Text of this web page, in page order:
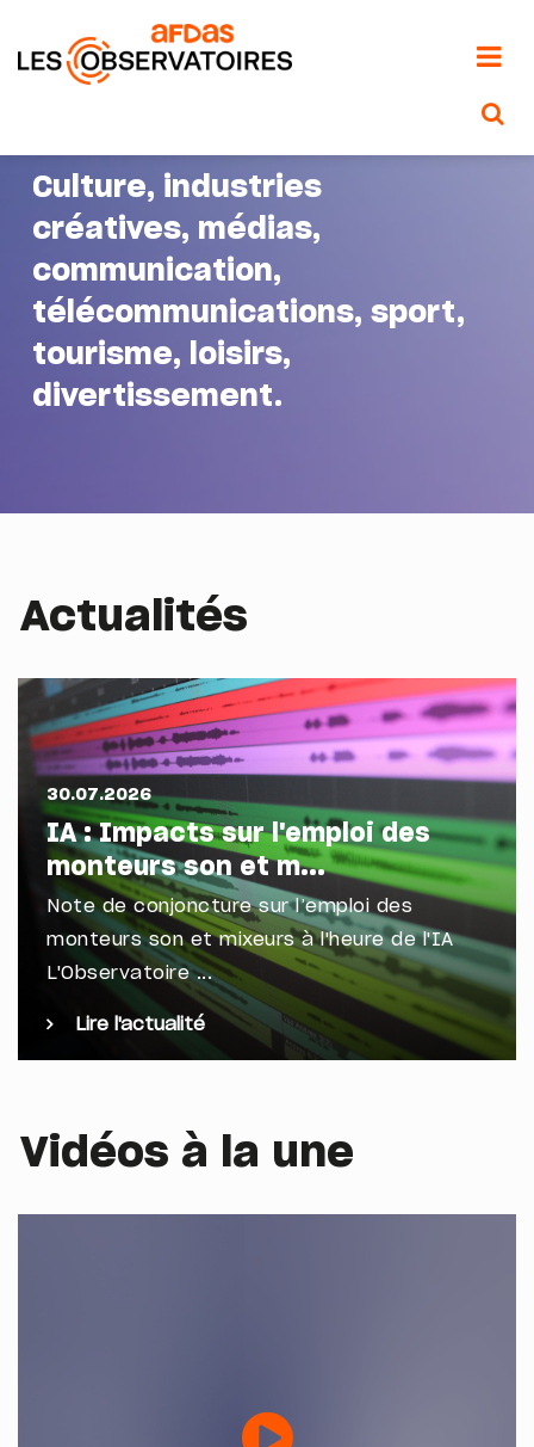
au
contenu
Culture, industries
créatives, médias,
communication,
télécommunications, sport,
tourisme, loisirs,
divertissement.
Actualités
30.07.2026
IA : Impacts sur l'emploi des
monteurs son et m...
Note de conjoncture sur l’emploi des
monteurs son et mixeurs à l'heure de l'IA
L'Observatoire ...
Lire l'actualité
Vidéos à la une